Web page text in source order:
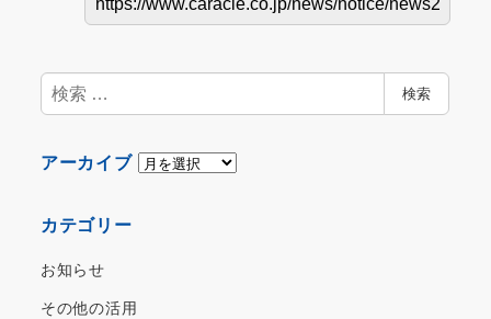
検
索
検索
アーカイブ ア
カテゴリー
お知らせ
その他の活用